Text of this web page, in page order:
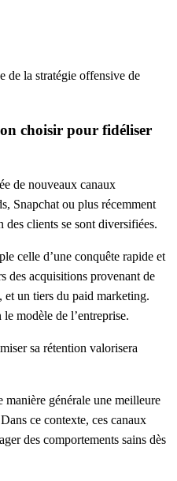
de la stratégie offensive de
choisir pour fidéliser
de nouveaux canaux
Snapchat ou plus récemment
des clients se sont diversifiées.
celle d’une conquête rapide et
des acquisitions provenant de
un tiers du paid marketing.
modèle de l’entreprise.
sa rétention valorisera
générale une meilleure
ce contexte, ces canaux
des comportements sains dès